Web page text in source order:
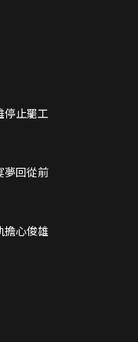
停止罷工
夢回從前
擔心俊雄